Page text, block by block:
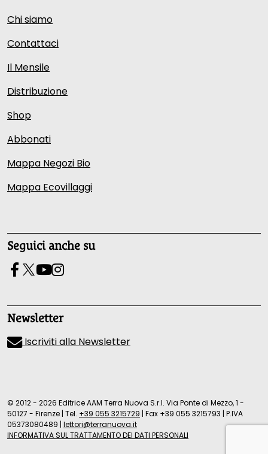
Chi siamo
Contattaci
Il Mensile
Distribuzione
Shop
Abbonati
Mappa Negozi Bio
Mappa Ecovillaggi
Seguici anche su
Newsletter
Iscriviti alla Newsletter
© 2012 - 2026 Editrice AAM Terra Nuova S.r.l. Via Ponte di Mezzo, 1 -
50127 - Firenze | Tel. +39 055 3215729 | Fax +39 055 3215793 | P.IVA
05373080489 | lettori@terranuova.it
INFORMATIVA SUL TRATTAMENTO DEI DATI PERSONALI